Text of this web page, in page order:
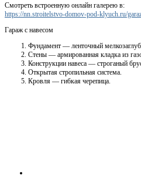
Смотреть встроенную онлайн галерею в:
https://nn.stroitelstvo-domov-pod-klyuch.ru/
Гараж с навесом
Фундамент — ленточный
Стены — армированная кладка из
Конструкции навеса — строганый
Открытая стропильная система.
Кровля — гибкая черепица.